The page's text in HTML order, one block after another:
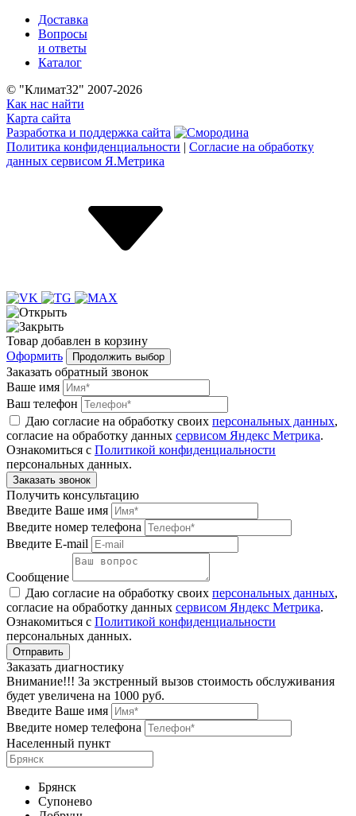
Доставка
Вопросы
и ответы
Каталог
© "Климат32" 2007-2026
Как нас найти
Карта сайта
Разработка и поддержка сайта
Политика конфиденциальности | Согласие на обработку
данных сервисом Я.Метрика
Товар добавлен в корзину
Оформить
Продолжить выбор
Заказать обратный звонок
Ваше имя
Ваш телефон
Даю согласие на обработку своих персональных данных,
согласие на обработку данных сервисом Яндекс Метрика.
Ознакомиться с Политикой конфиденциальности
персональных данных.
Получить консультацию
Введите Ваше имя
Введите номер телефона
Введите E-mail
Сообщение
Даю согласие на обработку своих персональных данных,
согласие на обработку данных сервисом Яндекс Метрика.
Ознакомиться с Политикой конфиденциальности
персональных данных.
Заказать диагностику
Внимание!!! За экстренный вызов стоимость обслуживания
будет увеличена на 1000 руб.
Введите Ваше имя
Введите номер телефона
Населенный пункт
Брянск
Супонево